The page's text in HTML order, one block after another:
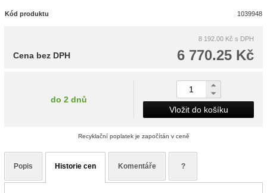
Kód produktu 1039948
8 192.00 Kč s DPH
6 770.25 Kč
Cena bez DPH
do 2 dnů
Vložit do košíku
Recyklační poplatek je započítán v ceně
Popis Historie cen Komentáře ?